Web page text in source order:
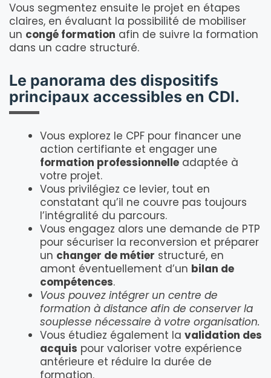
Vous segmentez ensuite le projet en étapes
claires, en évaluant la possibilité de mobiliser
un congé formation afin de suivre la formation
dans un cadre structuré.
Le panorama des dispositifs
principaux accessibles en CDI.
Vous explorez le CPF pour financer une
action certifiante et engager une
formation professionnelle adaptée à
votre projet.
Vous privilégiez ce levier, tout en
constatant qu’il ne couvre pas toujours
l’intégralité du parcours.
Vous engagez alors une demande de PTP
pour sécuriser la reconversion et préparer
un changer de métier structuré, en
amont éventuellement d’un bilan de
compétences.
Vous pouvez intégrer un centre de
formation à distance afin de conserver la
souplesse nécessaire à votre organisation.
Vous étudiez également la validation des
acquis pour valoriser votre expérience
antérieure et réduire la durée de
formation.